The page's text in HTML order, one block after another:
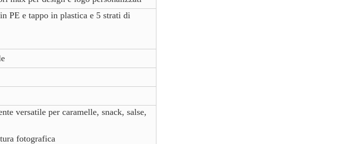
PE e tappo in plastica e 5 strati di
versatile per caramelle, snack, salse,
fotografica